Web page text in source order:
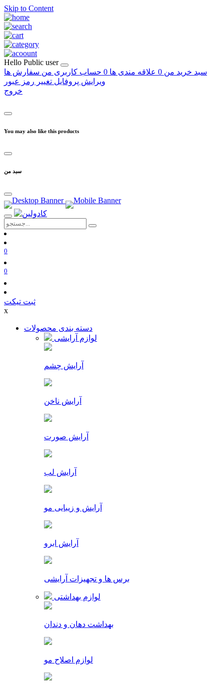
Skip to Content
Hello Public user
سبد خرید من 0 علاقه مندی ها 0 حساب کاربری من سفارش ها
ویرایش پروفایل تغییر رمز عبور
خروج
You may also like this products
سبد من
0
0
ثبت تیکت
x
دسته بندی محصولات
لوازم آرایشی
آرایش چشم
آرایش ناخن
آرایش صورت
آرایش لب
آرایش و زیبایی مو
آرایش ابرو
برس ها و تجهیزات آرایشی
لوازم بهداشتی
بهداشت دهان و دندان
لوازم اصلاح مو